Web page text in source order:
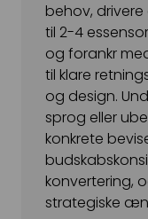
PAID
Google Ads
Display
YouTube
Google
Bing Ads
behov,
til 2-4
og forankr
til klare
og design.
sprog eller
konkrete
konvertering,
strategiske